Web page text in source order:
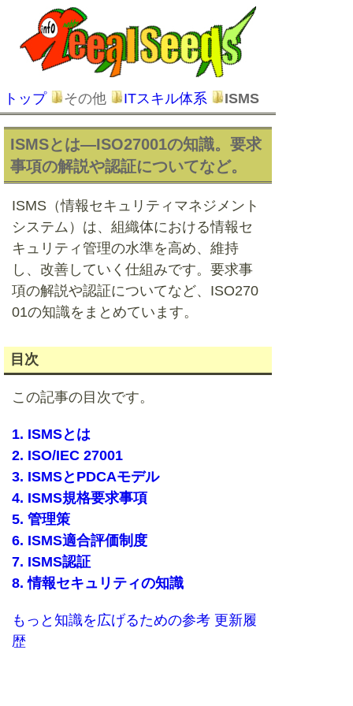
トップ その他 ITスキル体系 ISMS
ISMSとは―ISO27001の知識。要求
事項の解説や認証についてなど。
ISMS（情報セキュリティマネジメント
システム）は、組織体における情報セ
キュリティ管理の水準を高め、維持
し、改善していく仕組みです。要求事
項の解説や認証についてなど、ISO270
01の知識をまとめています。
目次
この記事の目次です。
1. ISMSとは
2. ISO/IEC 27001
3. ISMSとPDCAモデル
4. ISMS規格要求事項
5. 管理策
6. ISMS適合評価制度
7. ISMS認証
8. 情報セキュリティの知識
もっと知識を広げるための参考 更新履
歴